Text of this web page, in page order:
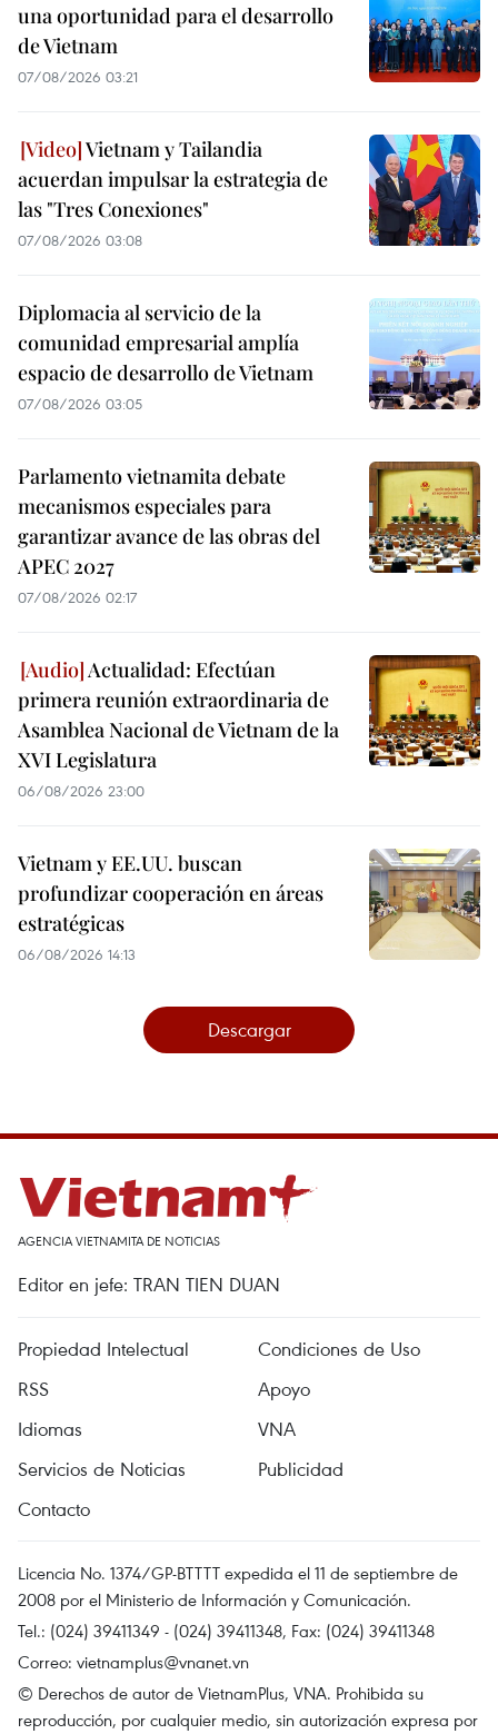
una oportunidad para el desarrollo
de Vietnam
07/08/2026 03:21
Vietnam y Tailandia
acuerdan impulsar la estrategia de
las "Tres Conexiones"
07/08/2026 03:08
Diplomacia al servicio de la
comunidad empresarial amplía
espacio de desarrollo de Vietnam
07/08/2026 03:05
Parlamento vietnamita debate
mecanismos especiales para
garantizar avance de las obras del
APEC 2027
07/08/2026 02:17
Actualidad: Efectúan
primera reunión extraordinaria de
Asamblea Nacional de Vietnam de la
XVI Legislatura
06/08/2026 23:00
Vietnam y EE.UU. buscan
profundizar cooperación en áreas
estratégicas
06/08/2026 14:13
Descargar
AGENCIA VIETNAMITA DE NOTICIAS
Editor en jefe: TRAN TIEN DUAN
Propiedad Intelectual
Condiciones de Uso
RSS
Apoyo
Idiomas
VNA
Servicios de Noticias
Publicidad
Contacto
Licencia No. 1374/GP-BTTTT expedida el 11 de septiembre de
2008 por el Ministerio de Información y Comunicación.
Tel.: (024) 39411349 - (024) 39411348, Fax: (024) 39411348
Correo: vietnamplus@vnanet.vn
© Derechos de autor de VietnamPlus, VNA. Prohibida su
reproducción, por cualquier medio, sin autorización expresa por